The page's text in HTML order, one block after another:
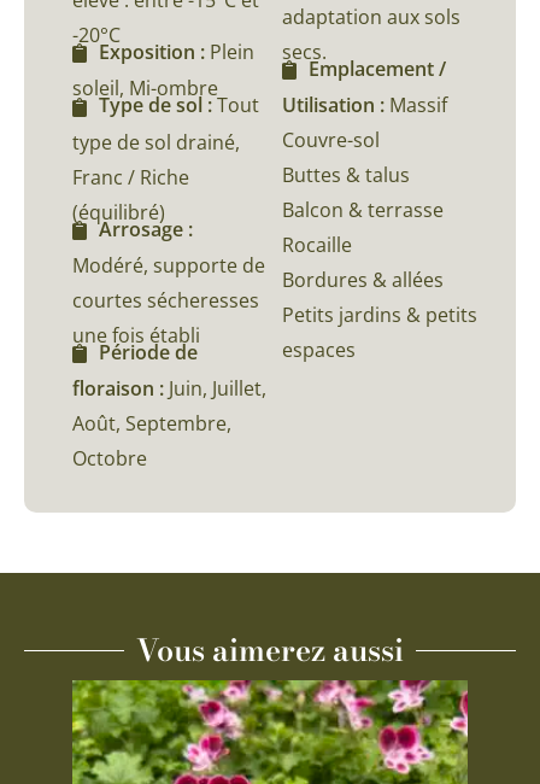
-20°C
Exposition : Plein
soleil, Mi-ombre
Type de sol :Tout
type de sol drainé,
Franc / Riche
(équilibré)
Arrosage :
Modéré, supporte de
courtes sécheresses
une fois établi
Période de
floraison : Juin, Juillet,
Août, Septembre,
Octobre
adaptation aux sols
secs.
Emplacement /
Utilisation : Massif
Couvre-sol
Buttes & talus
Balcon & terrasse
Rocaille
Bordures & allées
Petits jardins & petits
espaces
Vous aimerez aussi